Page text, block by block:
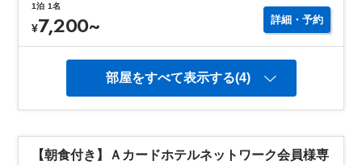
1泊 1名
¥7,200~ 詳細・予約
部屋をすべて表示する(4)
【朝食付き】Ａカードホテルネットワーク会員様専